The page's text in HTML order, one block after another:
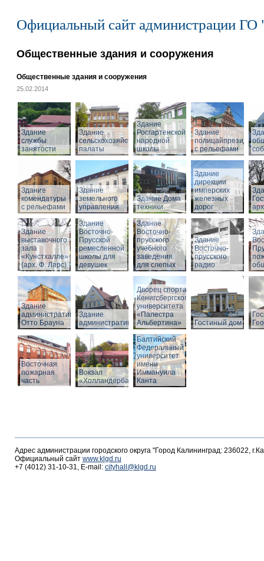
Официальный сайт администрации ГО
Общественные здания и сооружения
Общественные здания и сооружения
25.02.2014
Здание
службы
занятости
Здание
сельскохозяйственной
палаты
Здание
Росгартенской
народной
школы
Здание
полицайпрезидиума
с рельефами
Здание
комендатуры
с рельефами
Здание
земельного
управления
Здание Дома
техники
Здание
дирекции
имперских
железных
дорог
Здание
выставочного
зала
«Кунстхалле»
(арх. Ф. Ларс)
Здание
Восточно-
Прусской
ремесленной
школы для
девушек
Здание
Восточно-
прусского
учебного
заведения
для слепых
Здание
Восточно-
прусского
радио
Здание
административное
Отто Брауна
Здание
административное
Дворец спорта
Кенигсбергского
университета
«Палестра
Альбертина»
Гостиный дом
Восточная
пожарная
часть
Вокзал
«Холландербаум»
Балтийский
Федеральный
университет
имени
Иммануила
Канта
Адрес администрации городского округа "Город Калининград: 236022,
Официальный сайт www.klgd.ru
+7 (4012) 31-10-31, E-mail: cityhall@klgd.ru